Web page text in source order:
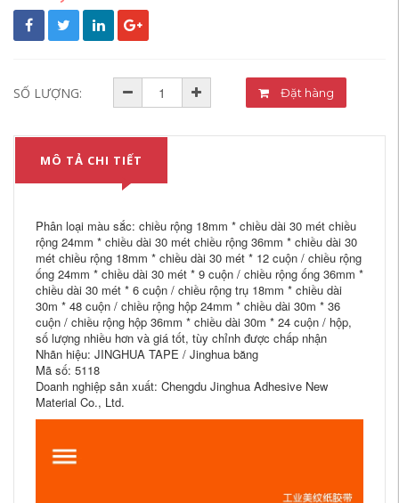
SỐ LƯỢNG: Đặt hàng
MÔ TẢ CHI TIẾT
Phân loại màu sắc: chiều rộng 18mm * chiều dài 30 mét chiều
rộng 24mm * chiều dài 30 mét chiều rộng 36mm * chiều dài 30
mét chiều rộng 18mm * chiều dài 30 mét * 12 cuộn / chiều rộng
ống 24mm * chiều dài 30 mét * 9 cuộn / chiều rộng ống 36mm *
chiều dài 30 mét * 6 cuộn / chiều rộng trụ 18mm * chiều dài
30m * 48 cuộn / chiều rộng hộp 24mm * chiều dài 30m * 36
cuộn / chiều rộng hộp 36mm * chiều dài 30m * 24 cuộn / hộp,
số lượng nhiều hơn và giá tốt, tùy chỉnh được chấp nhận
Nhãn hiệu: JINGHUA TAPE / Jinghua băng
Mã số: 5118
Doanh nghiệp sản xuất: Chengdu Jinghua Adhesive New
Material Co., Ltd.